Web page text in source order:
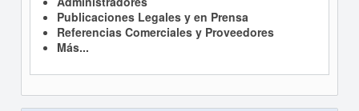
Publicaciones Legales y en Prensa
Referencias Comerciales y Proveedores
Más...